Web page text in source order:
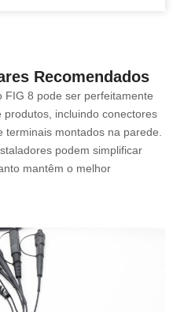
Recomendados
FIG 8 pode ser perfeitamente
incluindo conectores
montados na parede.
podem simplificar
mantêm o melhor